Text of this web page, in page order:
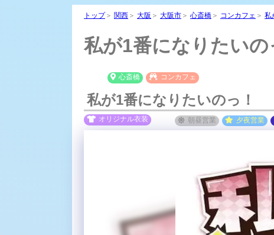
トップ＞ 関西 ＞ 大阪 ＞ 大阪市 ＞ 心斎橋 ＞ コンカフェ ＞ 私
私が1番になりたい
心斎橋 コンカフェ
私が1番になりたいのっ！
オリジナル衣装 朝昼営業 夕夜営業